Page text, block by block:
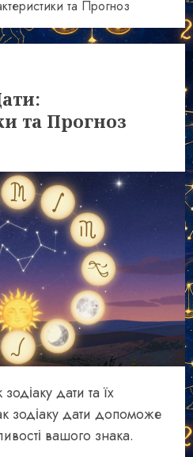
та Прогноз
та Прогноз
дати та їх
зодіаку дати допоможе
вашого знака.